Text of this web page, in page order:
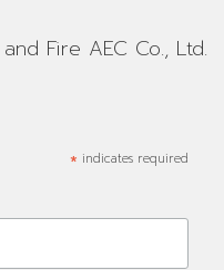
Fire AEC Co., Ltd.
* indicates required